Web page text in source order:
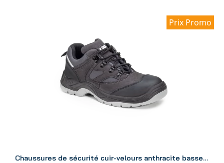
Prix Promo
Chaussures de sécurité cuir-velours anthracite basse Silver p41